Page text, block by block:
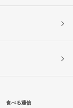
食べる通信